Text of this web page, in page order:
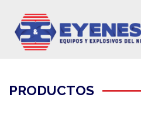
PRODUCTOS